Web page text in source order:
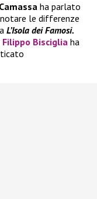
Camassa ha parlato
le differenze
L’Isola dei Famosi.
Filippo Bisciglia ha